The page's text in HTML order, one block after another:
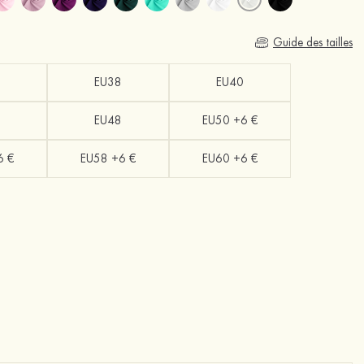
Guide des tailles
EU38 EU40
EU48 EU50 +6 €
€ EU58 +6 € EU60 +6 €